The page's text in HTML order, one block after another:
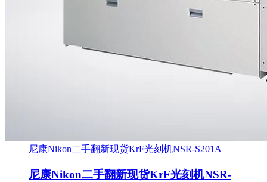
尼康Nikon二手翻新现货KrF光刻机NSR-S201A
尼康Nikon二手翻新现货KrF光刻机NSR-